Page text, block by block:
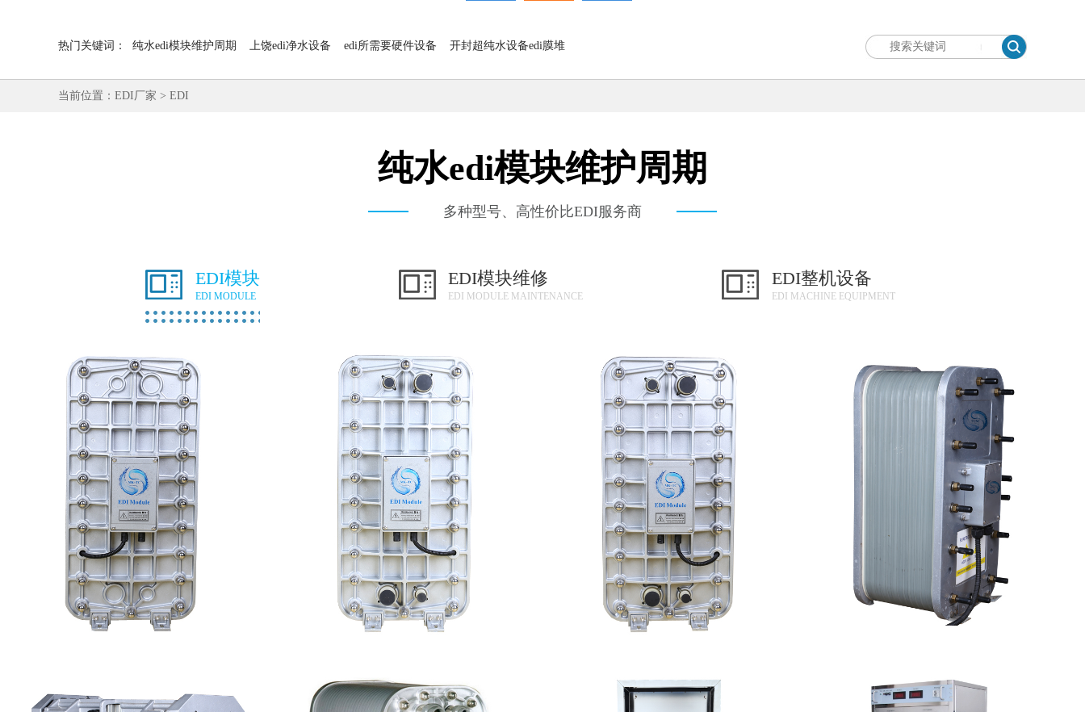
热门关键词： 纯水edi模块维护周期 上饶edi净水设备 edi所需要硬件设备 开封超纯水设备edi膜堆
当前位置： EDI厂家 > EDI
纯水edi模块维护周期
多种型号、高性价比EDI服务商
EDI模块
EDI MODULE
EDI模块维修
EDI MODULE MAINTENANCE
EDI整机设备
EDI MACHINE EQUIPMENT